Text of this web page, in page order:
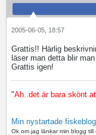
2005-06-05, 18:57
Grattis!! Härlig
läser man detta blir
Grattis igen!
"Ah..det är bara skönt
Min nystartade
Ok om jag länkar min blogg till